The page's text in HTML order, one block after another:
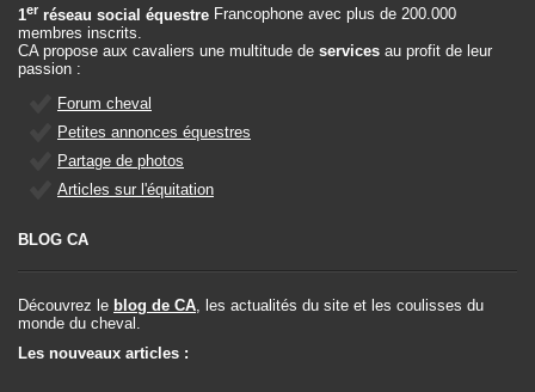
1er réseau social équestre Francophone avec plus de 200.000
membres inscrits.
CA propose aux cavaliers une multitude de services au profit de leur
passion :
Forum cheval
Petites annonces équestres
Partage de photos
Articles sur l'équitation
BLOG CA
Découvrez le blog de CA , les actualités du site et les coulisses du
monde du cheval.
Les nouveaux articles :